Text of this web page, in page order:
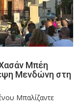
Μπέη
Μενδώνη στη
Μπαλίζαντε